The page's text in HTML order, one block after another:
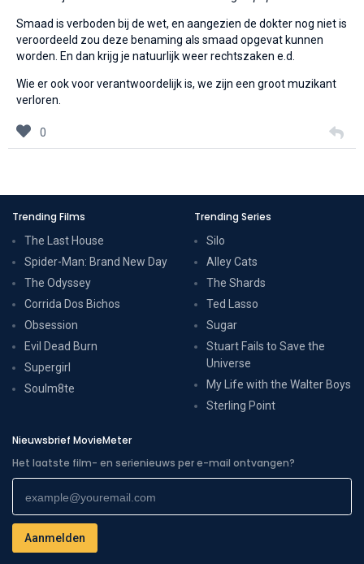
Smaad is verboden bij de wet, en aangezien de dokter nog niet is
veroordeeld zou deze benaming als smaad opgevat kunnen
worden. En dan krijg je natuurlijk weer rechtszaken e.d.
Wie er ook voor verantwoordelijk is, we zijn een groot muzikant
verloren.
0
Trending Films
The Last House
Spider-Man: Brand New Day
The Odyssey
Corrida Dos Bichos
Obsession
Evil Dead Burn
Supergirl
Soulm8te
Trending Series
Silo
Alley Cats
The Shards
Ted Lasso
Sugar
Stuart Fails to Save the
Universe
My Life with the Walter Boys
Sterling Point
Nieuwsbrief MovieMeter
Het laatste film- en serienieuws per e-mail ontvangen?